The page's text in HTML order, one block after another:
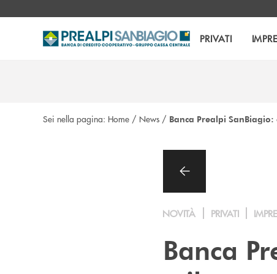
PRIVATI
Sei nella pagina: Home / News / Banca Prealpi
NOVITÀ PRIVATI
Banca